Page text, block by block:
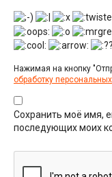
Нажимая на кнопку
обработку
Сохранить моё имя,
последующих моих